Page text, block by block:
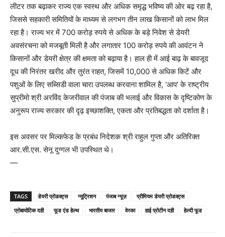
लीटर तक बढ़ाकर राज्य एक स्वस्थ और अधिक समृद्ध भविष्य की ओर बढ़ रहा है,
जिससे सहकारी समितियों के माध्यम से लगभग तीन लाख किसानों को लाभ मिल
रहा है। राज्य भर में 700 करोड़ रुपये से अधिक के बड़े निवेश से डेयरी
अवसंरचना को मजबूती मिली है और लगातार 100 करोड़ रुपये की आवंटन ने
किसानों और डेयरी क्षेत्र की क्षमता को बढ़ाया है। हाल ही में आई बाढ़ के बावजूद
दूध की निरंतर खरीद और तुरंत राहत, जिसमें 10,000 से अधिक किटें और
पशुओं के लिए सब्सिडी वाला चारा उपलब्ध करवाना शामिल है, ‘आप’ के राष्ट्रीय
सुप्रीमो श्री अरविंद केजरीवाल की पंजाब की भलाई और विकास के दृष्टिकोण के
अनुरूप राज्य सरकार की दृढ़ इच्छाशक्ति, एकता और प्रतिबद्धता को दर्शाता है।
इस अवसर पर मिल्कफेड के प्रबंध निदेशक श्री राहुल गुप्ता और अतिरिक्त
आर.सी.एस. सेनू दुग्गल भी उपस्थित थे।
—
TAGS डेयरी प्रोडक्ट्स न्यूट्रिशन पंजाब न्यूज़
प्रीमियम डेयरी प्रोडक्ट्स
प्रोबायोटिक दही
फूड एंड हेल्थ भारतीय बाजार वेरका हाई प्रोटीन दही हेल्दी फूड